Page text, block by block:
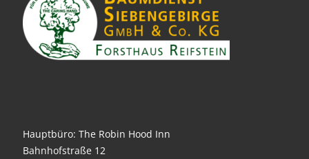
Hauptbüro: The Robin Hood Inn
Bahnhofstraße 12